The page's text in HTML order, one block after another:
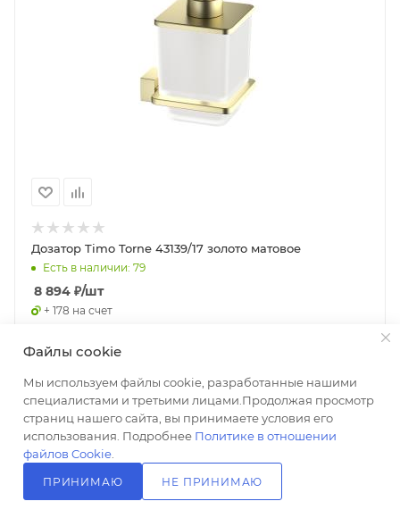
Дозатор Timo Torne 43139/17 золото матовое
Есть в наличии: 79
8 894 ₽/шт
+ 178 на счет
Файлы cookie
Мы используем файлы cookie, разработанные нашими
специалистами и третьими лицами.Продолжая просмотр
страниц нашего сайта, вы принимаете условия его
использования. Подробнее Политике в отношении
файлов Cookie
ПРИНИМАЮ НЕ ПРИНИМАЮ